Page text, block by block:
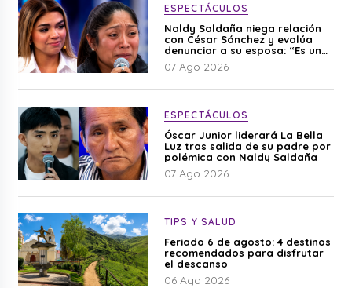
ESPECTÁCULOS
Naldy Saldaña niega relación
con César Sánchez y evalúa
denunciar a su esposa: “Es una
difamación”
07 Ago 2026
ESPECTÁCULOS
Óscar Junior liderará La Bella
Luz tras salida de su padre por
polémica con Naldy Saldaña
07 Ago 2026
TIPS Y SALUD
Feriado 6 de agosto: 4 destinos
recomendados para disfrutar
el descanso
06 Ago 2026